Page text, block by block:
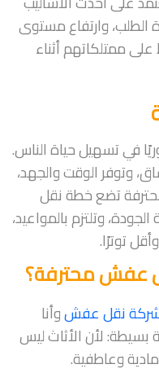
الطلب، وارتفاع مستوى
ممتلكاتهم أثناء
في تسهيل حياة الناس.
وتوفر الوقت والجهد،
تضع خطة نقل
وتلتزم بالمواعيد،
توترًا.
عفش محترفة؟
نقل عفشوأنا
بسيطة: لأن الأثاث ليس
وعاطفية.